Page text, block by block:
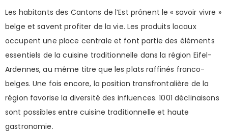
Les habitants des Cantons de l’Est prônent le « savoir vivre »
belge et savent profiter de la vie. Les produits locaux
occupent une place centrale et font partie des éléments
essentiels de la cuisine traditionnelle dans la région Eifel-
Ardennes, au même titre que les plats raffinés franco-
belges. Une fois encore, la position transfrontalière de la
région favorise la diversité des influences. 1001 déclinaisons
sont possibles entre cuisine traditionnelle et haute
gastronomie.